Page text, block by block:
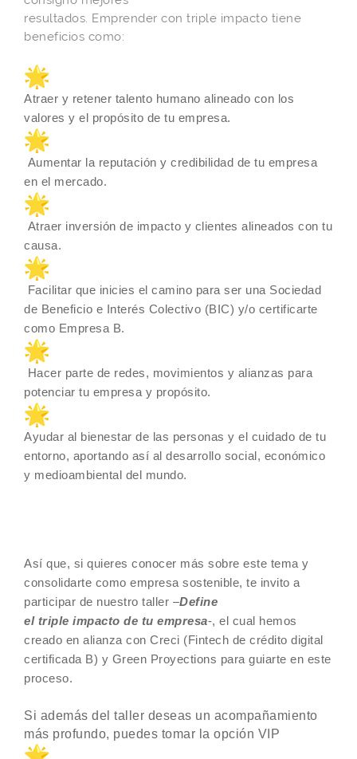
resultados. Emprender con triple impacto tiene
beneficios como:
Atraer y retener talento humano alineado con los
valores y el propósito de tu empresa.
Aumentar la reputación y credibilidad de tu empresa
en el mercado.
Atraer inversión de impacto y clientes alineados con tu
causa.
Facilitar que inicies el camino para ser una Sociedad
de Beneficio e Interés Colectivo (BIC) y/o certificarte
como Empresa B.
Hacer parte de redes, movimientos y alianzas para
potenciar tu empresa y propósito.
Ayudar al bienestar de las personas y el cuidado de tu
entorno, aportando así al desarrollo social, económico
y medioambiental del mundo.
Así que, si quieres conocer más sobre este tema y
consolidarte como empresa sostenible, te invito a
participar de nuestro taller –Define
el triple impacto de tu empresa-, el cual hemos
creado en alianza con Creci (Fintech de crédito digital
certificada B) y Green Proyections para guiarte en este
proceso.
Si además del taller deseas un acompañamiento
más profundo, puedes tomar la opción VIP